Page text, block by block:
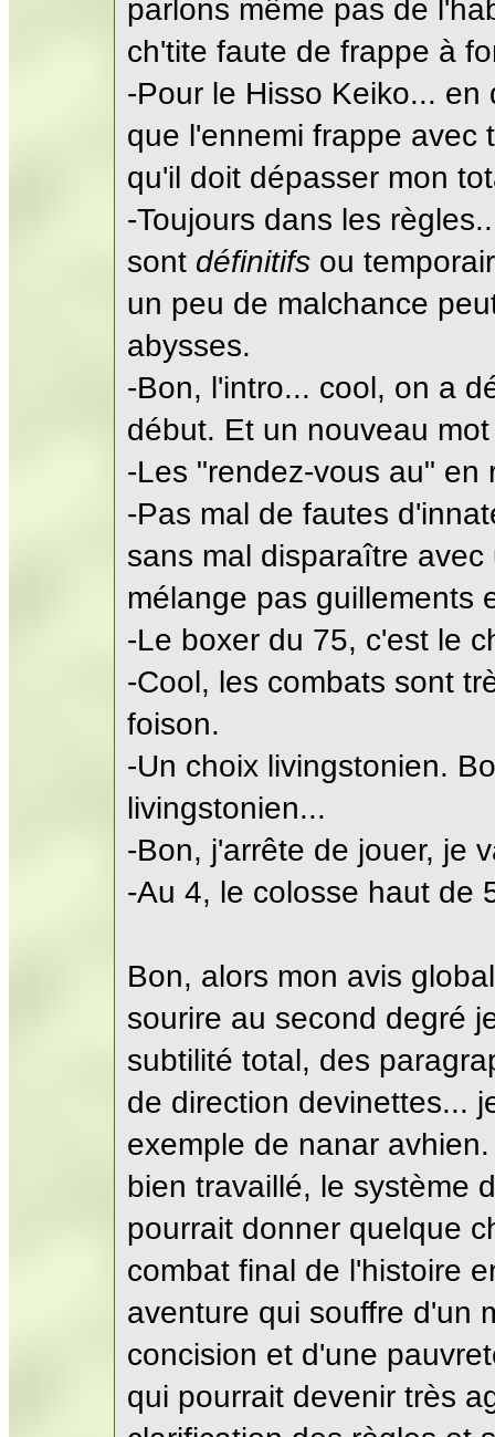
parlons même pas de
ch'tite faute de frappe à
-Pour le Hisso Keiko...
que l'ennemi frappe avec
qu'il doit dépasser mon
-Toujours dans les
sont définitifs ou
un peu de malchance
abysses.
-Bon, l'intro... cool, on a
début. Et un nouveau
-Les "rendez-vous au" en
-Pas mal de fautes
sans mal disparaître
mélange pas guillements
-Le boxer du 75, c'est le
-Cool, les combats sont
foison.
-Un choix livingstonien.
livingstonien...
-Bon, j'arrête de jouer, je
-Au 4, le colosse haut de
Bon, alors mon avis
sourire au second degré
subtilité total, des
de direction devinettes...
exemple de nanar
bien travaillé, le système
pourrait donner quelque
combat final de l'histoire
aventure qui souffre d'un
concision et d'une
qui pourrait devenir très